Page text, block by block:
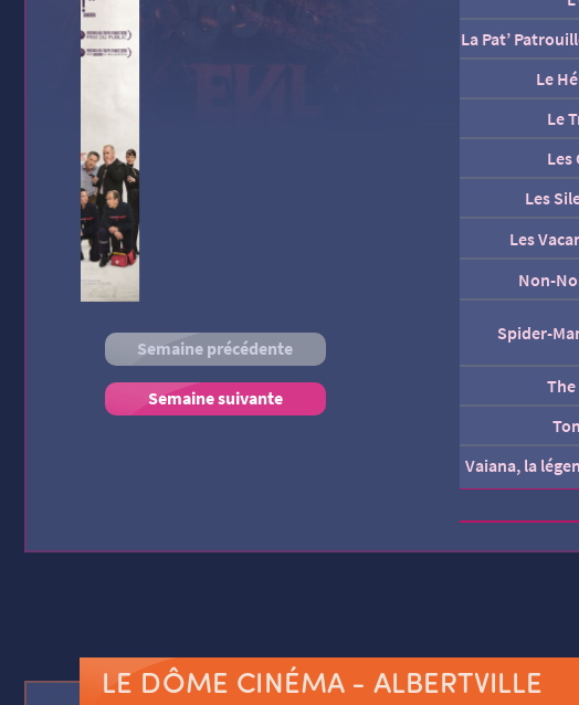
Semaine précédente
Semaine suivante
La Pat’
Le
Le
Les
Les
Les
Non-
Spider-
Vaiana, la
LE DÔME CINÉMA- ALBERTVILLE